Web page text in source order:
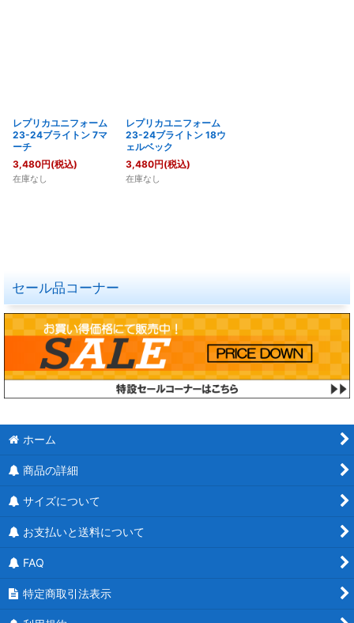
レプリカユニフォーム
23-24ブライトン 7マ
ーチ
3,480円(税込)
在庫なし
レプリカユニフォーム
23-24ブライトン 18ウ
ェルベック
3,480円(税込)
在庫なし
セール品コーナー
ホーム
商品の詳細
サイズについて
お支払いと送料について
FAQ
特定商取引法表示